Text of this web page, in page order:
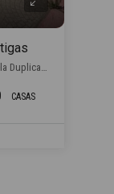
Presidente Tomas Berreta y Jose Pedro Varela Duplicado, , Artigas
CASAS